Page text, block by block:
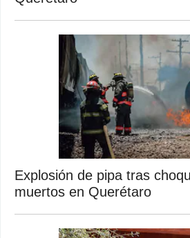
Explosión de pipa tras
muertos en Querétaro